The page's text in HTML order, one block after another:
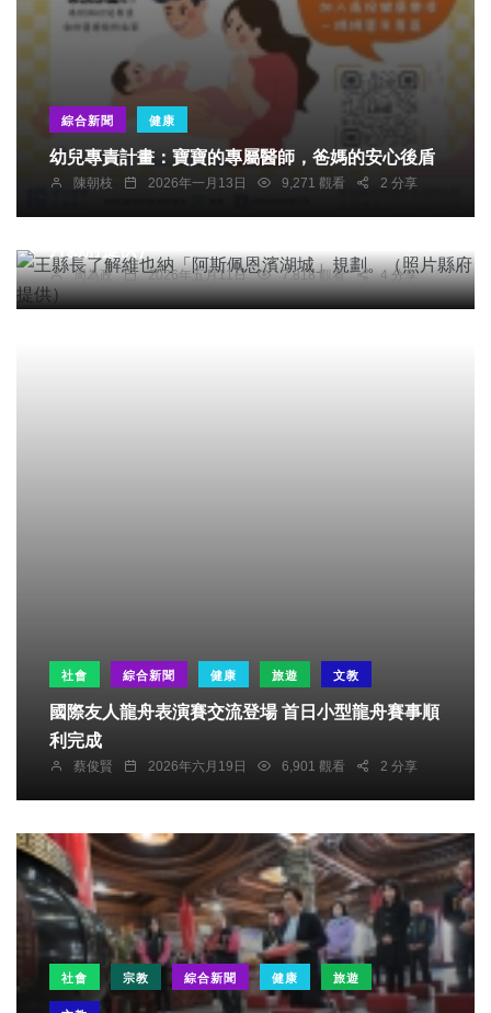
綜合新聞 健康
幼兒專責計畫：寶寶的專屬醫師，爸媽的安心後盾
陳朝枝 2026年一月13日 9,271 觀看 2 分享
社會 綜合新聞 健康 旅遊 文教
王縣長了解維也納「阿斯佩恩濱湖城」規劃。（照
周為政 2026年五月11日 7,818 觀看 4 分享
社會 綜合新聞 健康 旅遊 文教
國際友人龍舟表演賽交流登場 首日小型龍舟賽事順
利完成
蔡俊賢 2026年六月19日 6,901 觀看 2 分享
社會 宗教 綜合新聞 健康 旅遊